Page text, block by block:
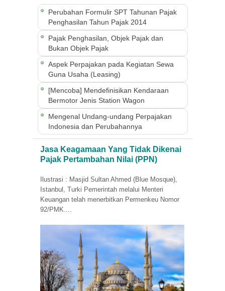
Perubahan Formulir SPT Tahunan Pajak
Penghasilan Tahun Pajak 2014
Pajak Penghasilan, Objek Pajak dan
Bukan Objek Pajak
Aspek Perpajakan pada Kegiatan Sewa
Guna Usaha (Leasing)
[Mencoba] Mendefinisikan Kendaraan
Bermotor Jenis Station Wagon
Mengenal Undang-undang Perpajakan
Indonesia dan Perubahannya
Jasa Keagamaan Yang Tidak Dikenai
Pajak Pertambahan Nilai (PPN)
Ilustrasi : Masjid Sultan Ahmed (Blue Mosque),
Istanbul, Turki Pemerintah melalui Menteri
Keuangan telah menerbitkan Permenkeu Nomor
92/PMK....